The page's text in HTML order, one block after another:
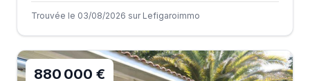
Trouvée le 03/08/2026 sur Lefigaroimmo
880 000 €